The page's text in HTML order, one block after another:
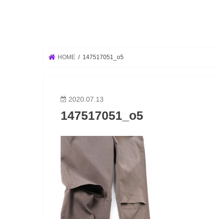
HOME 147517051_o5
2020.07.13
147517051_o5